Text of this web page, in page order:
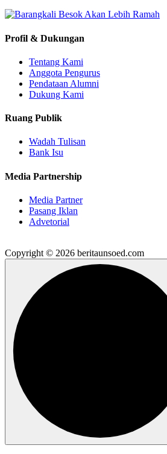
Profil & Dukungan
Tentang Kami
Anggota Pengurus
Pendataan Alumni
Dukung Kami
Ruang Publik
Wadah Tulisan
Bank Isu
Media Partnership
Media Partner
Pasang Iklan
Advetorial
Copyright © 2026 beritaunsoed.com